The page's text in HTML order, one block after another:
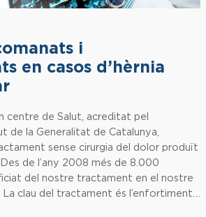
i
en casos d’hèrnia
centre de Salut, acreditat pel
de la Generalitat de Catalunya,
sense cirurgia del dolor produït
de l’any 2008 més de 8.000
del nostre tractament en el nostre
clau del tractament és l’enfortiment…